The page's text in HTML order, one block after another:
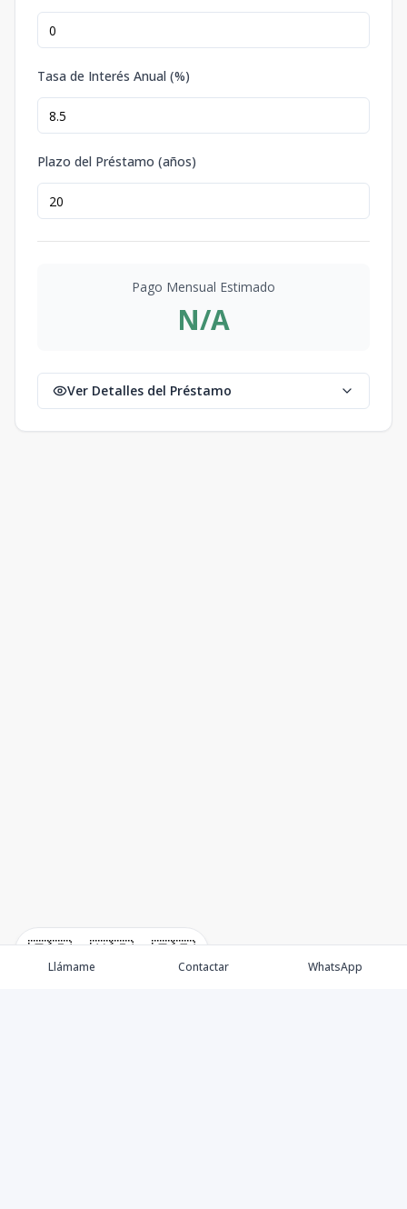
🇪🇸 🇺🇸 🇫🇷
Tasa de Interés Anual (%)
Plazo del Préstamo (años)
Pago Mensual Estimado
N/A
Ver Detalles del Préstamo
Llámame Contactar WhatsApp